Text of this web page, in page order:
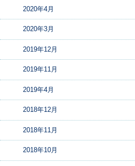
2020年4月
2020年3月
2019年12月
2019年11月
2019年4月
2018年12月
2018年11月
2018年10月